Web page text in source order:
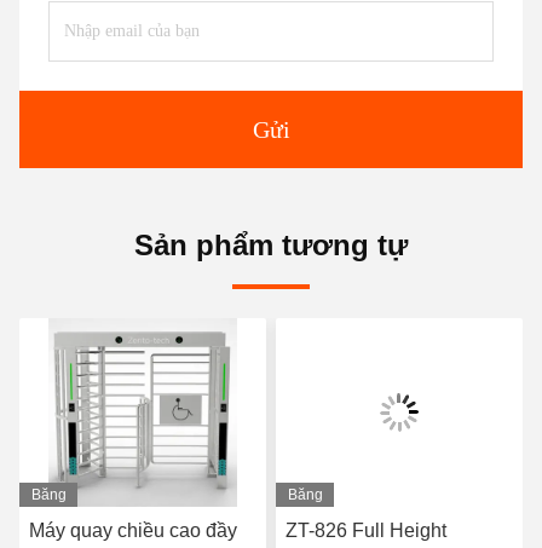
Gửi
Sản phẩm tương tự
Băng
hình
Máy quay chiều cao đầy
Băng
hình
ZT-826 Full Height